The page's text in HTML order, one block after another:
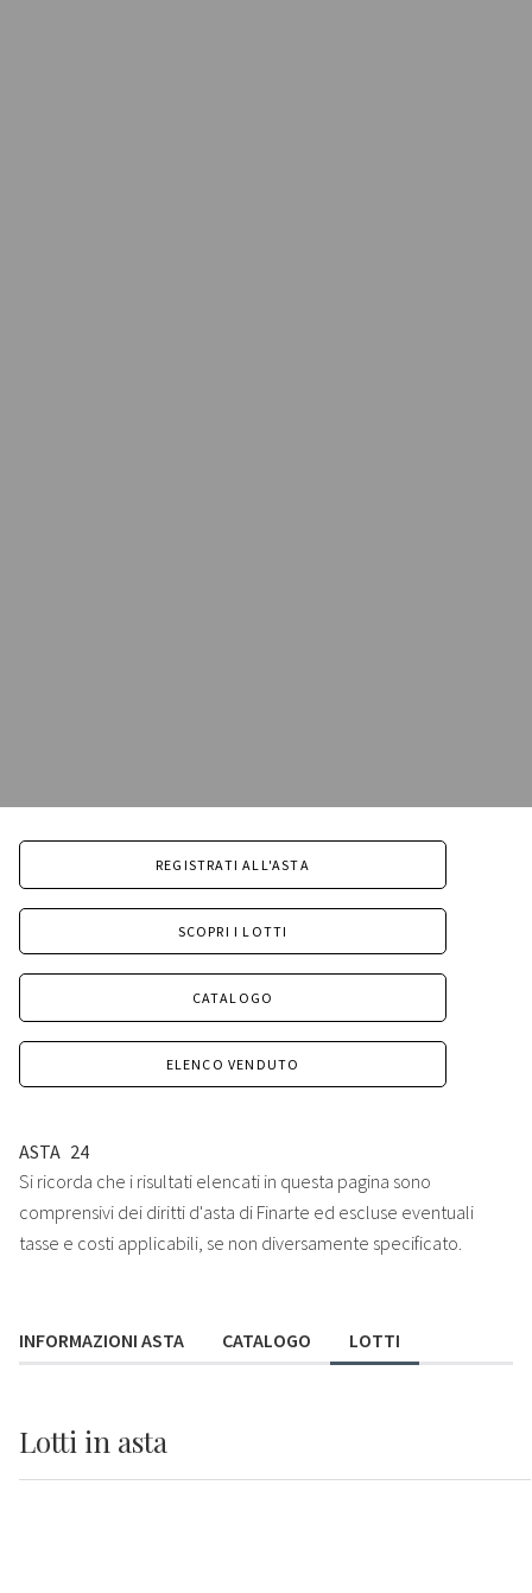
REGISTRATI ALL'ASTA
SCOPRI I LOTTI
CATALOGO
ELENCO VENDUTO
ASTA 24
Si ricorda che i risultati elencati in questa pagina sono
comprensivi dei diritti d'asta di Finarte ed escluse eventuali
tasse e costi applicabili, se non diversamente specificato.
INFORMAZIONI ASTA CATALOGO LOTTI
Lotti in asta